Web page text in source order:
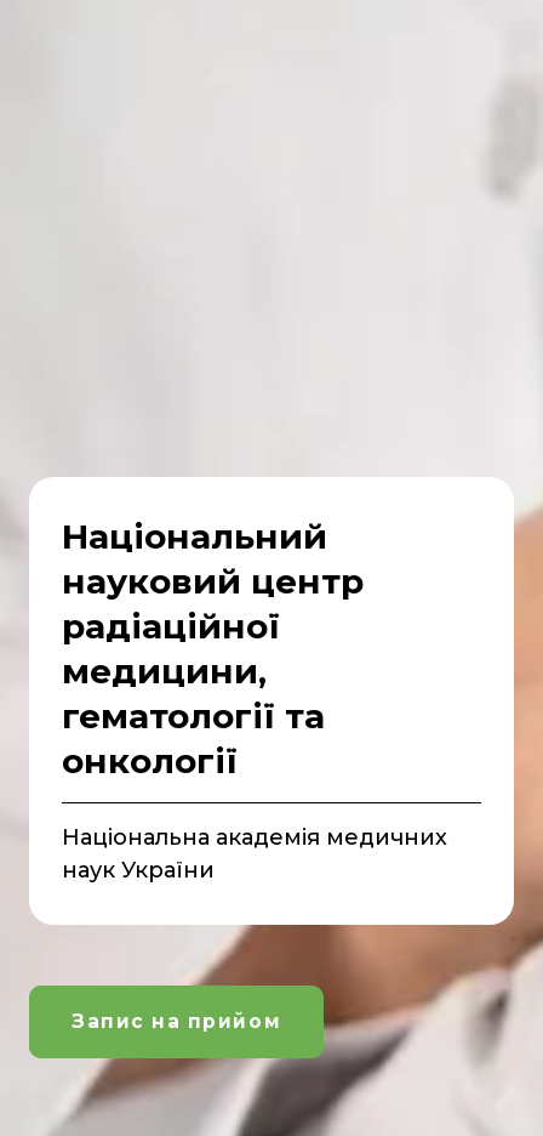
Національний
науковий центр
радіаційної
медицини,
гематології та
онкології
Національна академія медичних
наук України
Запис на прийом